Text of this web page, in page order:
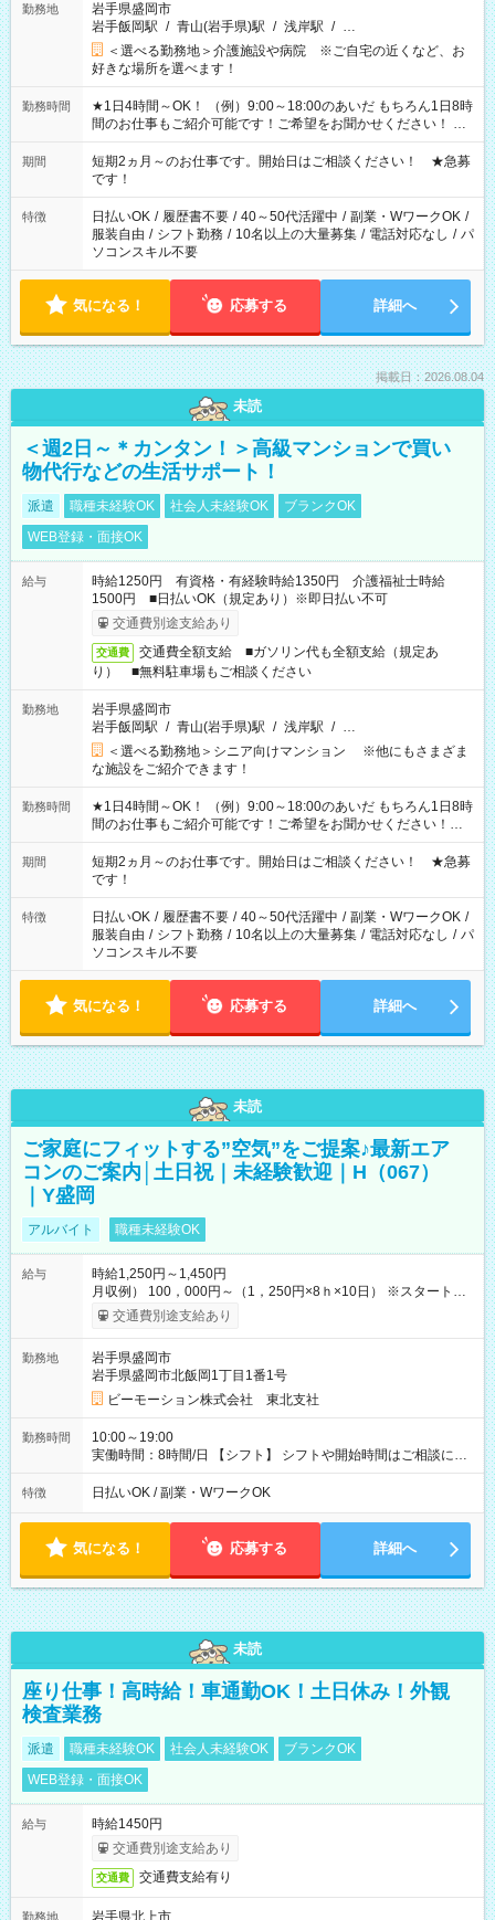
勤務地
岩手県盛岡市
岩手飯岡駅 / 青山(岩手県)駅 / 浅岸駅 / …
＜選べる勤務地＞介護施設や病院 ※ご自宅の近くなど、お
好きな場所を選べます！
勤務時間
★1日4時間～OK！ （例）9:00～18:00のあいだ もちろん1日8時
間のお仕事もご紹介可能です！ご希望をお聞かせください！ ★
家庭の都合でお休みが必要な場合も遠慮なくご相談ください。
※週最低15時間以上の勤務が必要です
期間
短期2ヵ月～のお仕事です。開始日はご相談ください！ ★急募
です！
特徴 日払いOK / 履歴書不要 / 40～50代活躍中 / 副業・WワークOK /
服装自由 / シフト勤務 / 10名以上の大量募集 / 電話対応なし / パ
ソコンスキル不要
気になる！ 応募する 詳細へ
掲載日：2026.08.04
未読
＜週2日～＊カンタン！＞高級マンションで買い
物代行などの生活サポート！
派遣 職種未経験OK 社会人未経験OK
ブランクOK
WEB登録・面接OK
給与
時給1250円 有資格・有経験時給1350円 介護福祉士時給
1500円 ■日払いOK（規定あり）※即日払い不可
交通費別途支給あり
交通費
交通費全額支給 ■ガソリン代も全額支給（規定あ
り） ■無料駐車場もご相談ください
勤務地
岩手県盛岡市
岩手飯岡駅 / 青山(岩手県)駅 / 浅岸駅 / …
＜選べる勤務地＞シニア向けマンション ※他にもさまざま
な施設をご紹介できます！
勤務時間
★1日4時間～OK！ （例）9:00～18:00のあいだ もちろん1日8時
間のお仕事もご紹介可能です！ご希望をお聞かせください！★
家庭の都合でお休みが必要な場合も遠慮なくご相談ください。
※週最低15時間以上の勤務が必要です
期間
短期2ヵ月～のお仕事です。開始日はご相談ください！ ★急募
です！
特徴 日払いOK / 履歴書不要 / 40～50代活躍中 / 副業・WワークOK /
服装自由 / シフト勤務 / 10名以上の大量募集 / 電話対応なし / パ
ソコンスキル不要
気になる！ 応募する 詳細へ
未読
ご家庭にフィットする”空気”をご提案♪最新エア
コンのご案内│土日祝｜未経験歓迎｜H（067）
｜Y盛岡
アルバイト 職種未経験OK
給与
時給1,250円～1,450円
月収例） 100，000円～（1，250円×8ｈ×10日） ※スタート時
給は経験・能力等を考慮 【給与支給日】 月末締めの翌月15日払
い ＊15日が土日祝の場合は前日の平日 ＊日払いも選べます！
場合ガソリン代を支給（勤務地などの条件・規定あり） 【試用
期間】試用期間なし
交通費別途支給あり
勤務地
岩手県盛岡市
岩手県盛岡市北飯岡1丁目1番1号
ビーモーション株式会社 東北支社
勤務時間
10:00～19:00
実働時間：8時間/日 【シフト】 シフトや開始時間はご相談に応
じます。 【休憩】 休憩60分（昼40分/夕方20分） 【残業】 残業
はほぼありません。
特徴 日払いOK / 副業・WワークOK
気になる！ 応募する 詳細へ
未読
座り仕事！高時給！車通勤OK！土日休み！外観
検査業務
派遣 職種未経験OK 社会人未経験OK
ブランクOK
WEB登録・面接OK
給与
時給1450円
交通費別途支給あり
交通費 交通費支給有り
勤務地 岩手県北上市